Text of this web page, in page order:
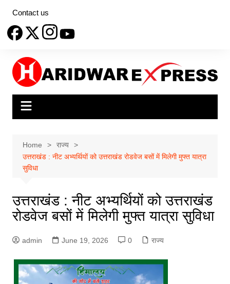
content
Contact us
Home
राज्य
उत्तराखंड : नीट अभ्यर्थियों को उत्तराखंड रोडवेज बसों में मिलेगी मुफ्त यात्रा
सुविधा
उत्तराखंड : नीट अभ्यर्थियों को उत्तराखंड
रोडवेज बसों में मिलेगी मुफ्त यात्रा सुविधा
admin June 19, 2026 0 राज्य